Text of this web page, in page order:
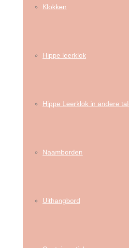
Klokken
Hippe leerklok
Hippe Leerklok in andere
Naamborden
Uithangbord